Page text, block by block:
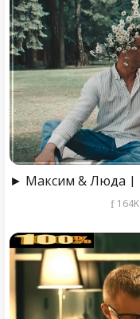
164K